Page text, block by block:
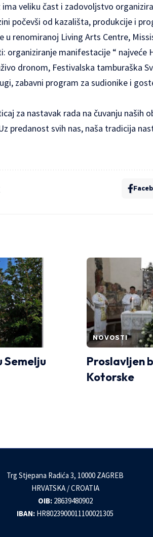
ima veliku čast i zadovoljstvo
počevši od kazališta, produkcije i
u renomiranoj Living Arts Centre,
organiziranje manifestacije “ najveće
dronom, Festivalska tamburaška
zabavni program za sudionike i
za nastavak rada na čuvanju naših
predanost svih nas, naša tradicija
Semelju
NOVOSTI
Proslavljen
Kotorske
Trg Stjepana Radića 3, 10000 ZAGREB
HRVATSKA / CROATIA
OIB:28639480902
IBAN: HR8023900011100021305